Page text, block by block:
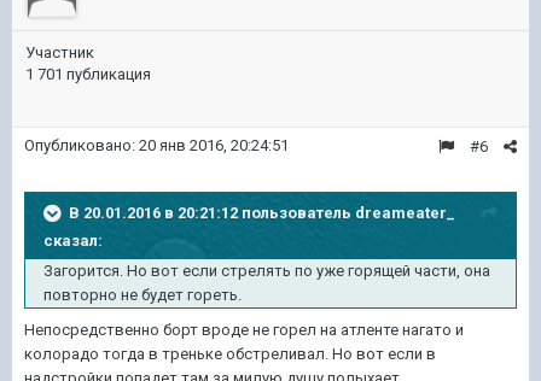
Участник
1 701 публикация
#6
Опубликовано: 20 янв 2016, 20:24:51
В 20.01.2016 в 20:21:12 пользователь dreameater_
сказал:
Загорится. Но вот если стрелять по уже горящей части, она
повторно не будет гореть.
Непосредственно борт вроде не горел на атленте нагато и
колорадо тогда в треньке обстреливал. Но вот если в